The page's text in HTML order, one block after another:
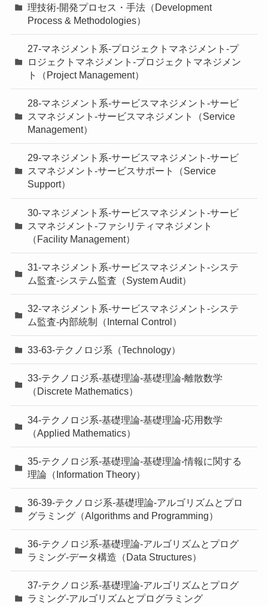
理技術-開発プロセス・手法（Development
Process & Methodologies）
27-マネジメント系-プロジェクトマネジメント-プ
ロジェクトマネジメント-プロジェクトマネジメン
ト（Project Management）
28-マネジメント系-サービスマネジメント-サービ
スマネジメント-サービスマネジメント（Service
Management）
29-マネジメント系-サービスマネジメント-サービ
スマネジメント-サービスサポート（Service
Support）
30-マネジメント系-サービスマネジメント-サービ
スマネジメント-ファシリティマネジメント
（Facility Management）
31-マネジメント系-サービスマネジメント-システ
ム監査-システム監査（System Audit）
32-マネジメント系-サービスマネジメント-システ
ム監査-内部統制（Internal Control）
33-63-テクノロジ系（Technology）
33-テクノロジ系-基礎理論-基礎理論-離散数学
（Discrete Mathematics）
34-テクノロジ系-基礎理論-基礎理論-応用数学
（Applied Mathematics）
35-テクノロジ系-基礎理論-基礎理論-情報に関する
理論（Information Theory）
36-39-テクノロジ系-基礎理論-アルゴリズムとプロ
グラミング（Algorithms and Programming）
36-テクノロジ系-基礎理論-アルゴリズムとプログ
ラミング-データ構造（Data Structures）
37-テクノロジ系-基礎理論-アルゴリズムとプログ
ラミング-アルゴリズムとプログラミング